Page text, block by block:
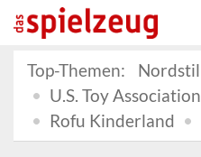
Top-Themen:
Nordstil
U.S. Toy Association
Rofu Kinderland